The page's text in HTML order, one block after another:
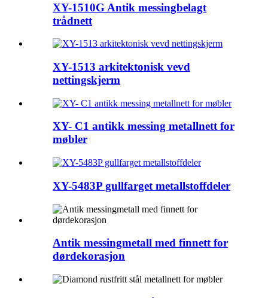
XY-1510G Antik messingbelagt
trådnett
XY-1513 arkitektonisk vevd
nettingskjerm
XY- C1 antikk messing metallnett for
møbler
XY-5483P gullfarget metallstoffdeler
Antik messingmetall med finnett for
dørdekorasjon